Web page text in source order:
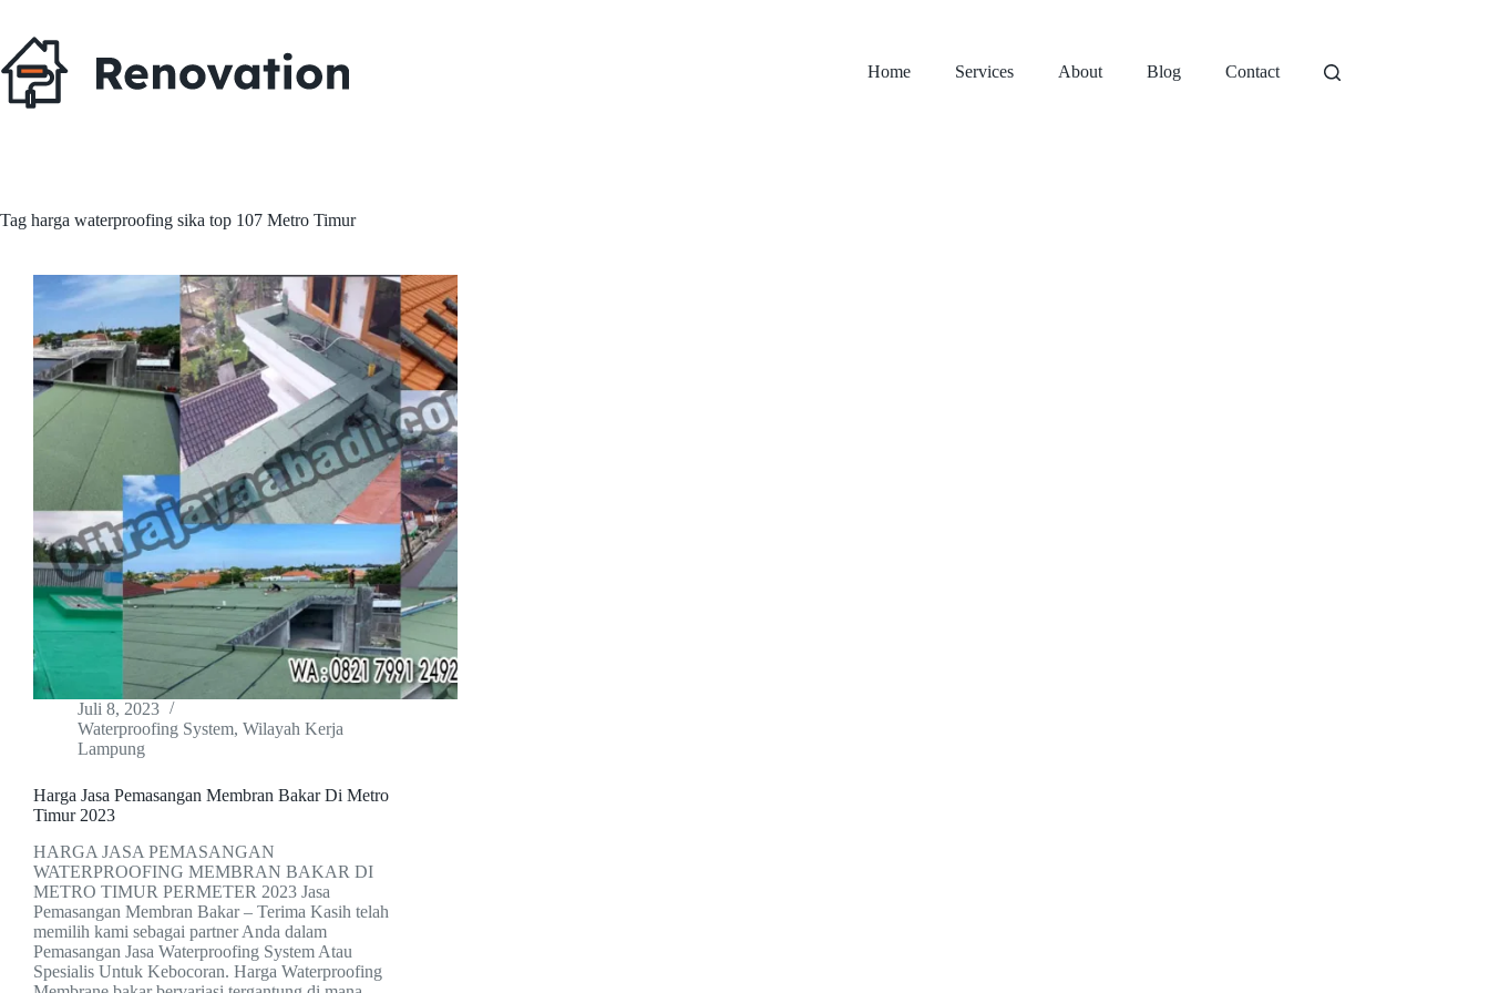
content
Home
Services About Blog Contact
Tag harga waterproofing sika top 107 Metro Timur
Juli 8, 2023
Waterproofing System, Wilayah Kerja
Lampung
Harga Jasa Pemasangan Membran Bakar Di Metro
Timur 2023
HARGA JASA PEMASANGAN
WATERPROOFING MEMBRAN BAKAR DI
METRO TIMUR PERMETER 2023 Jasa
Pemasangan Membran Bakar – Terima Kasih telah
memilih kami sebagai partner Anda dalam
Pemasangan Jasa Waterproofing System Atau
Spesialis Untuk Kebocoran. Harga Waterproofing